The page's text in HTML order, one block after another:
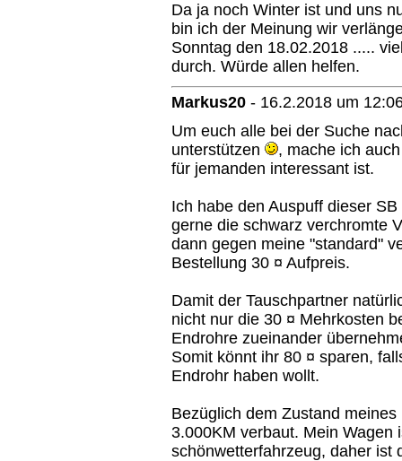
Da ja noch Winter ist und uns
bin ich der Meinung wir
Sonntag den 18.02.2018 .....
durch. Würde allen helfen.
Markus20 - 16.2.2018 um
Um euch alle bei der Suche
unterstützen
, mache ich
für jemanden interessant ist.
Ich habe den Auspuff dieser
gerne die schwarz verchromte
dann gegen meine "standard"
Bestellung 30 ¤ Aufpreis.
Damit der Tauschpartner
nicht nur die 30 ¤ Mehrkosten
Endrohre zueinander
Somit könnt ihr 80 ¤ sparen,
Endrohr haben wollt.
Bezüglich dem Zustand
3.000KM verbaut. Mein Wagen
schönwetterfahrzeug, daher ist